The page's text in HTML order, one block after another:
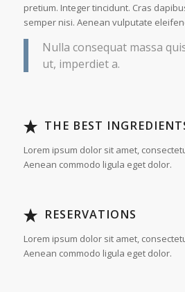
pretium. Integer tincidunt. Cras
semper nisi. Aenean vulputate
Nulla consequat massa
ut, imperdiet a.
Learn
THE BEST
Lorem ipsum dolor sit amet,
Aenean commodo ligula eget dolor.
Book now!
RESERVATIONS
Lorem ipsum dolor sit amet,
Aenean commodo ligula eget dolor.